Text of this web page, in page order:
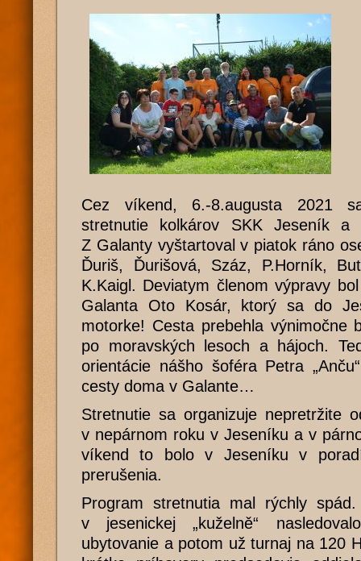
Cez víkend, 6.-8.augusta 2021
stretnutie kolkárov SKK Jeseník a
Z Galanty vyštartoval v piatok ráno
Ďuriš, Ďurišová, Száz, P.Horník,
K.Kaigl. Deviatym členom výpravy
Galanta Oto Kosár, ktorý sa do
motorke! Cesta prebehla výnimočne
po moravských lesoch a hájoch.
orientácie nášho šoféra Petra
cesty doma v Galante…
Stretnutie sa organizuje nepretržite
v nepárnom roku v Jeseníku a v
víkend to bolo v Jeseníku v
prerušenia.
Program stretnutia mal rýchly
v jesenickej „kuželně“
ubytovanie a potom už turnaj na 120